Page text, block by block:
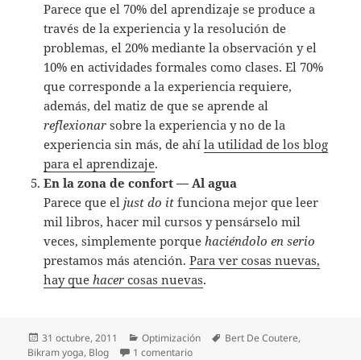
Parece que el 70% del aprendizaje se produce a
través de la experiencia y la resolución de
problemas, el 20% mediante la observación y el
10% en actividades formales como clases. El 70%
que corresponde a la experiencia requiere,
además, del matiz de que se aprende al
reflexionar sobre la experiencia y no de la
experiencia sin más, de ahíla utilidad de los blog
para el aprendizaje.
En la zona de confort — Al agua
Parece que eljust do it funciona mejor que leer
mil libros, hacer mil cursos y pensárselo mil
veces, simplemente porquehaciéndolo en serio
prestamos más atención.Para ver cosas nuevas,
hay quehacer cosas nuevas.
Publicado
el
31 octubre, 2011 Categorías
Optimización Etiquetas
Bert De Coutere,
Bikram yoga, Blog 1 comentarioen Cinco posturas para aprender a